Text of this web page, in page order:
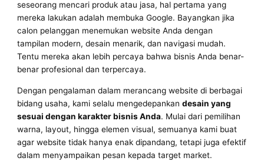
seseorang mencari produk atau jasa, hal pertama yang
mereka lakukan adalah membuka Google. Bayangkan jika
calon pelanggan menemukan website Anda dengan
tampilan modern, desain menarik, dan navigasi mudah.
Tentu mereka akan lebih percaya bahwa bisnis Anda benar-
benar profesional dan terpercaya.
Dengan pengalaman dalam merancang website di berbagai
bidang usaha, kami selalu mengedepankandesain yang
sesuai dengan karakter bisnis Anda. Mulai dari pemilihan
warna, layout, hingga elemen visual, semuanya kami buat
agar website tidak hanya enak dipandang, tetapi juga efektif
dalam menyampaikan pesan kepada target market.